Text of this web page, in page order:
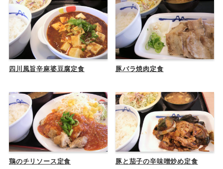
四川風旨辛麻婆豆腐定食 豚バラ焼肉定食
鶏のチリソース定食 豚と茄子の辛味噌炒め定食